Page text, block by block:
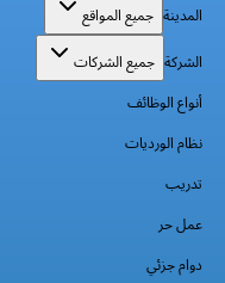
المدينة جميع المواقع
الشركة جميع الشركات
أنواع الوظائف
نظام الورديات
تدريب
عمل حر
دوام جزئي